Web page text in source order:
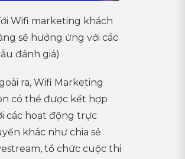
Wifi marketing khách
sẽ hưởng ứng với các
đánh giá)
ra, Wifi Marketing
có thể được kết hợp
các hoạt động trực
khác như chia sẻ
tổ chức cuộc thi